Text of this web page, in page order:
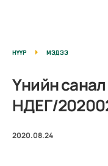
НҮҮР МЭДЭЭ
Үнийн
НДЕГ/
2020.08.24